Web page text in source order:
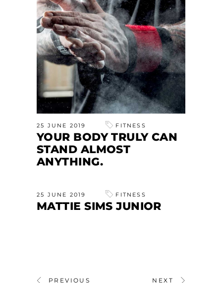
25 JUNE 2019 FITNESS
YOUR BODY TRULY CAN
STAND ALMOST
ANYTHING.
25 JUNE 2019 FITNESS
MATTIE SIMS JUNIOR
PREVIOUS NEXT